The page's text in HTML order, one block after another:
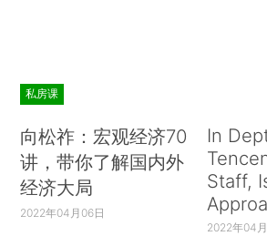
私房课
向松祚：宏观经济70
讲，带你了解国内外
经济大局
2022年04月06日
In
Staff,
2022年04